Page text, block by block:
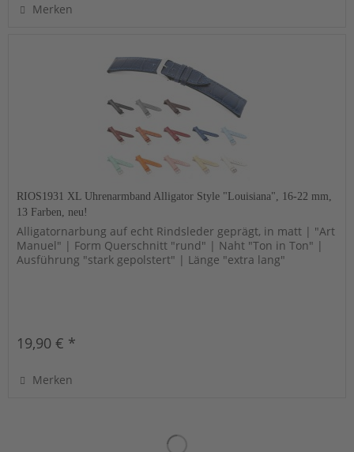
Merken
RIOS1931 XL Uhrenarmband Alligator Style "Louisiana", 16-22 mm,
13 Farben, neu!
Alligatornarbung auf echt Rindsleder geprägt, in matt | "Art
Manuel" | Form Querschnitt "rund" | Naht "Ton in Ton" |
Ausführung "stark gepolstert" | Länge "extra lang"
19,90 € *
Merken